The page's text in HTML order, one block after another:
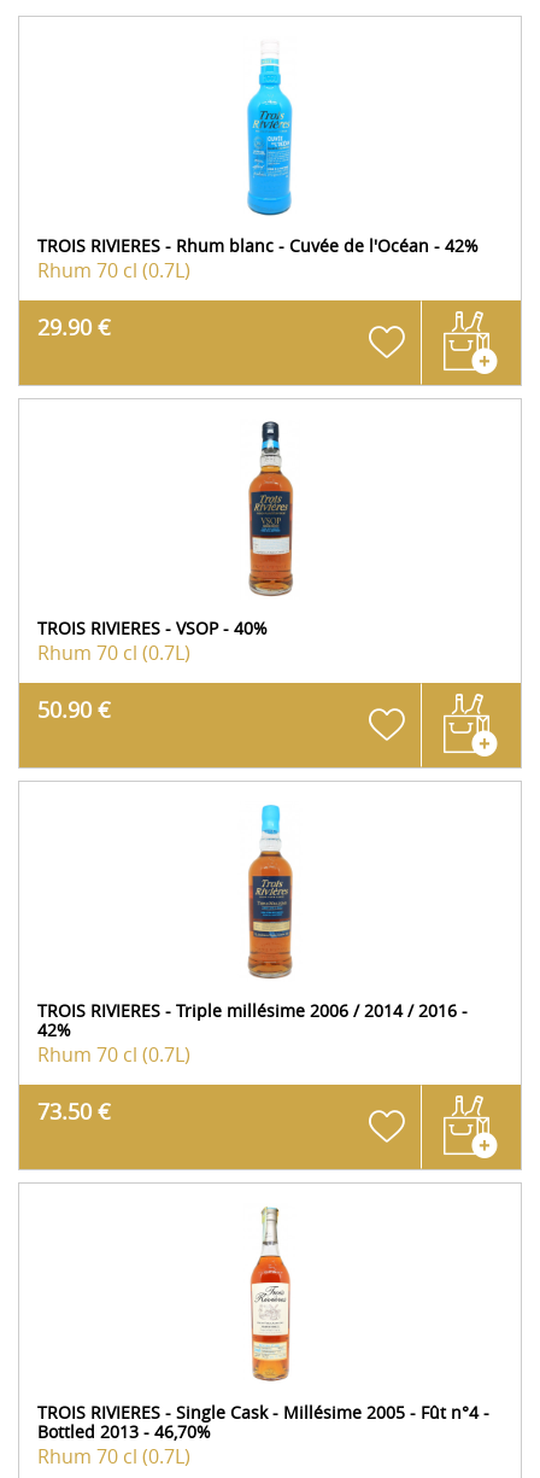
TROIS RIVIERES - Rhum blanc - Cuvée de l'Océan - 42%
Rhum 70 cl (0.7L)
29.90 €
TROIS RIVIERES - VSOP - 40%
Rhum 70 cl (0.7L)
50.90 €
TROIS RIVIERES - Triple millésime 2006 / 2014 / 2016 -
42%
Rhum 70 cl (0.7L)
73.50 €
TROIS RIVIERES - Single Cask - Millésime 2005 - Fût n°4 -
Bottled 2013 - 46,70%
Rhum 70 cl (0.7L)